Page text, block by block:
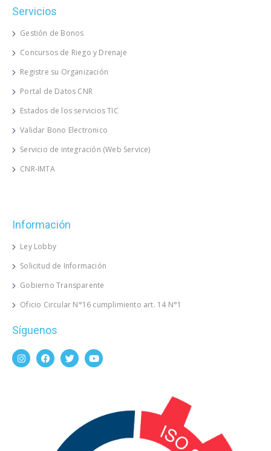
Servicios
Gestión de Bonos
Concursos de Riego y Drenaje
Registre su Organización
Portal de Datos CNR
Estados de los servicios TIC
Validar Bono Electronico
Servicio de integración (Web Service)
CNR-IMTA
Información
Ley Lobby
Solicitud de Información
Gobierno Transparente
Oficio Circular N°16 cumplimiento art. 14 N°1
Síguenos